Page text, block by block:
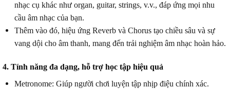
nhạc cụ khác như organ, guitar, strings, v.v., đáp ứng mọi nhu
cầu âm nhạc của bạn.
Thêm vào đó, hiệu ứng Reverb và Chorus tạo chiều sâu và sự
vang dội cho âm thanh, mang đến trải nghiệm âm nhạc hoàn hảo.
4. Tính năng đa dạng, hỗ trợ học tập hiệu quả
Metronome: Giúp người chơi luyện tập nhịp điệu chính xác.